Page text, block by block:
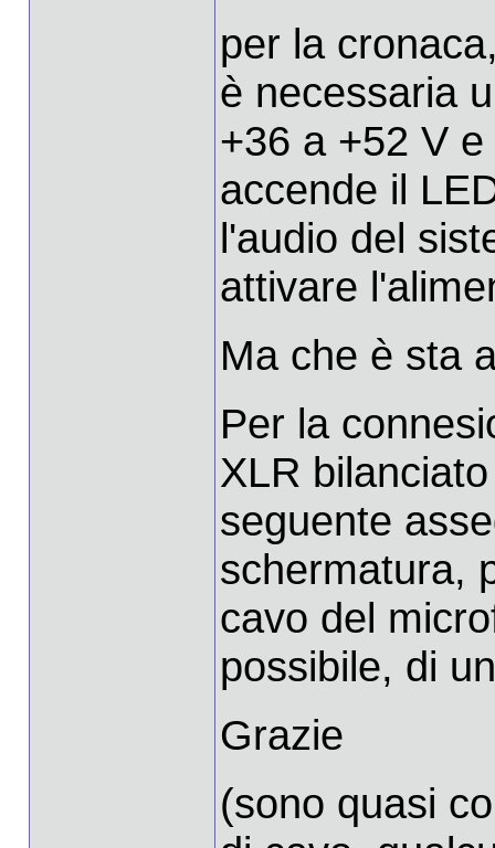
per la
è necessaria
+36 a +52 V
accende il
l'audio del
attivare
Ma che è sta
Per la
XLR
seguente
schermatura,
cavo del
possibile, di
Grazie
(sono quasi